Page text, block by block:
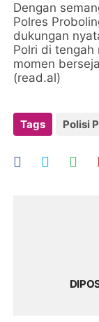
Dengan
Polres
dukungan
Polri di tengah
momen
(read.al)
Tags Polisi